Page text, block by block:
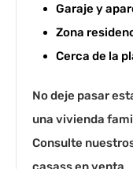
Garaje y
Zona
Cerca de la
No deje pasar
una vivienda
Consulte